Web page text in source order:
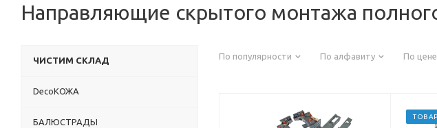
Направляющие скрытого монтажа
По популярности По алфавиту По цене
ЧИСТИМ СКЛАД
DecoКОЖА
БАЛЮСТРАДЫ